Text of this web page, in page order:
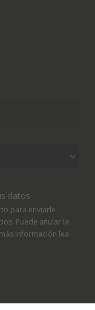
datos
para enviarle
Puede anular la
información lea